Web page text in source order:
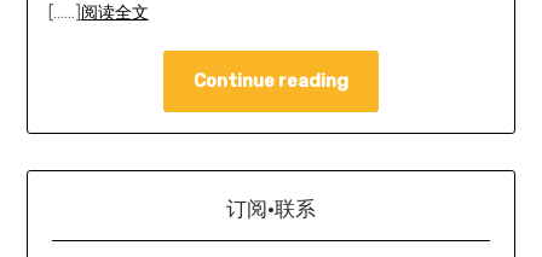
[……] 阅读全文
Continue reading
订阅·联系